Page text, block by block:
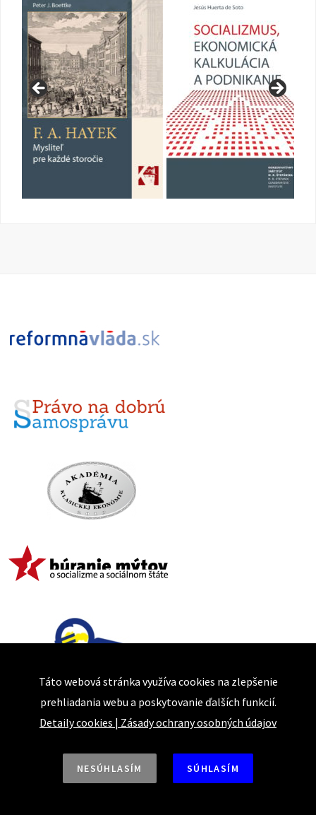
Táto webová stránka využíva cookies na zlepšenie
prehliadania webu a poskytovanie ďalších funkcií.
Detaily cookies | Zásady ochrany osobných údajov
NESÚHLASÍM SÚHLASÍM